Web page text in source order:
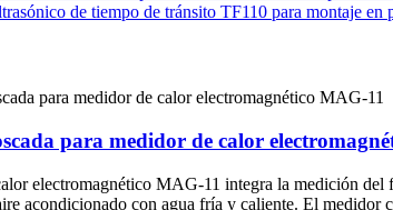
de tiempo de tránsito TF110 para montaje en
para medidor de calor
electromagnético MAG-11 integra la medición del
acondicionado con agua fría y caliente. El